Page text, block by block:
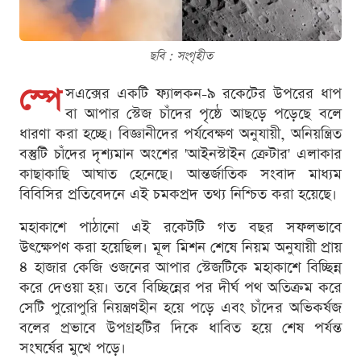
ছবি : সংগৃহীত
স্পে সএক্সের একটি ফ্যালকন-৯ রকেটের উপরের ধাপ
বা আপার স্টেজ চাঁদের পৃষ্ঠে আছড়ে পড়েছে বলে
ধারণা করা হচ্ছে। বিজ্ঞানীদের পর্যবেক্ষণ অনুযায়ী, অনিয়ন্ত্রিত
বস্তুটি চাঁদের দৃশ্যমান অংশের 'আইনস্টাইন ক্রেটার' এলাকার
কাছাকাছি আঘাত হেনেছে। আন্তর্জাতিক সংবাদ মাধ্যম
বিবিসির প্রতিবেদনে এই চমকপ্রদ তথ্য নিশ্চিত করা হয়েছে।
মহাকাশে পাঠানো এই রকেটটি গত বছর সফলভাবে
উৎক্ষেপণ করা হয়েছিল। মূল মিশন শেষে নিয়ম অনুযায়ী প্রায়
৪ হাজার কেজি ওজনের আপার স্টেজটিকে মহাকাশে বিচ্ছিন্ন
করে দেওয়া হয়। তবে বিচ্ছিন্নের পর দীর্ঘ পথ অতিক্রম করে
সেটি পুরোপুরি নিয়ন্ত্রণহীন হয়ে পড়ে এবং চাঁদের অভিকর্ষজ
বলের প্রভাবে উপগ্রহটির দিকে ধাবিত হয়ে শেষ পর্যন্ত
সংঘর্ষের মুখে পড়ে।